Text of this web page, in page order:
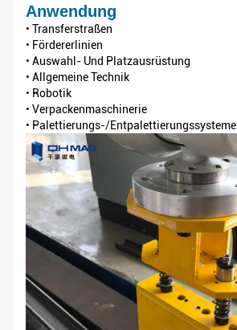
Anwendung
• Transferstraßen
• Fördererlinien
• Auswahl- Und Platzausrüstung
• Allgemeine Technik
• Robotik
• Verpackenmaschinerie
• Palettierungs-/Entpalettierungssysteme